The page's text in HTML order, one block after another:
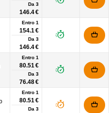
Da 3
146.4 €
Entro 1
154.1 €
Da 3
146.4 €
Entro 1
80.51 €
Da 3
76.48 €
Entro 1
80.51 €
Da 3